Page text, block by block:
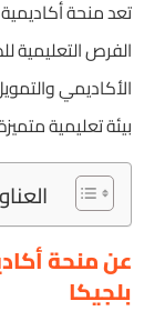
تعد منحة
الفرص التعليمية
الأكاديمي
بيئة تعليمية
عن منحة
بلجيكا